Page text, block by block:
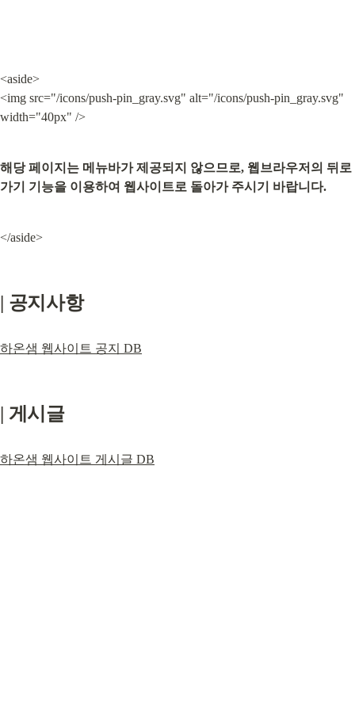
<aside>
<img src="/icons/push-pin_gray.svg" alt="/icons/push-pin_gray.svg"
width="40px" />
해당 페이지는 메뉴바가 제공되지 않으므로, 웹브라우저의 뒤로
가기 기능을 이용하여 웹사이트로 돌아가 주시기 바랍니다.
</aside>
| 공지사항
하온샘 웹사이트 공지 DB
| 게시글
하온샘 웹사이트 게시글 DB